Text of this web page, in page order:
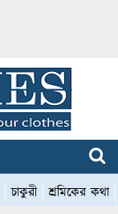
চাকুরী শ্রমিকের কথা